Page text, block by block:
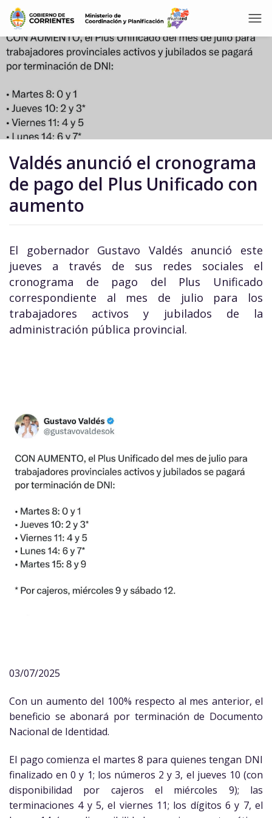
Valdés anunció el cronograma
de pago del Plus Unificado con
aumento
El gobernador Gustavo Valdés anunció este
jueves a través de sus redes sociales el
cronograma de pago del Plus Unificado
correspondiente al mes de julio para los
trabajadores activos y jubilados de la
administración pública provincial.
03/07/2025
Con un aumento del 100% respecto al mes anterior, el
beneficio se abonará por terminación de Documento
Nacional de Identidad.
El pago comienza el martes 8 para quienes tengan DNI
finalizado en 0 y 1; los números 2 y 3, el jueves 10 (con
disponibilidad por cajeros el miércoles 9); las
terminaciones 4 y 5, el viernes 11; los dígitos 6 y 7, el